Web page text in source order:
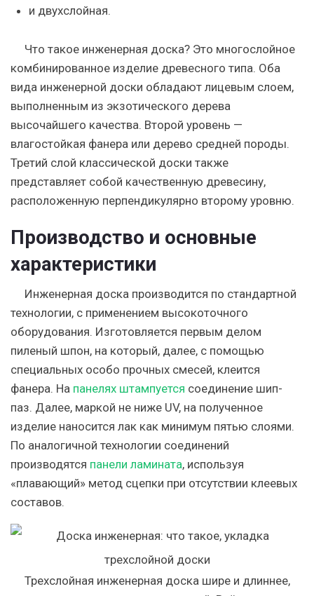
и двухслойная.
Что такое инженерная доска? Это многослойное
комбинированное изделие древесного типа. Оба
вида инженерной доски обладают лицевым слоем,
выполненным из экзотического дерева
высочайшего качества. Второй уровень —
влагостойкая фанера или дерево средней породы.
Третий слой классической доски также
представляет собой качественную древесину,
расположенную перпендикулярно второму уровню.
Производство и основные
характеристики
Инженерная доска производится по стандартной
технологии, с применением высокоточного
оборудования. Изготовляется первым делом
пиленый шпон, на который, далее, с помощью
специальных особо прочных смесей, клеится
фанера. На панелях штампуется соединение шип-
паз. Далее, маркой не ниже UV, на полученное
изделие наносится лак как минимум пятью слоями.
По аналогичной технологии соединений
производятся панели ламината, используя
«плавающий» метод сцепки при отсутствии клеевых
составов.
Трехслойная инженерная доска шире и длиннее,